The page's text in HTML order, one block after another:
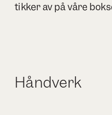
tikker av på våre
Håndverk